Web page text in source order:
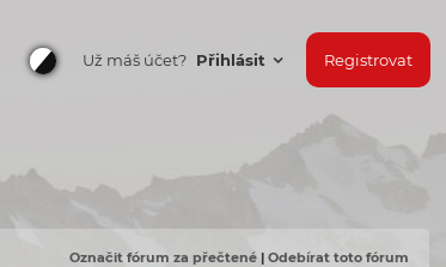
Už máš účet? Přihlásit Registrovat
Označit fórum za přečtené |Odebírat toto fórum